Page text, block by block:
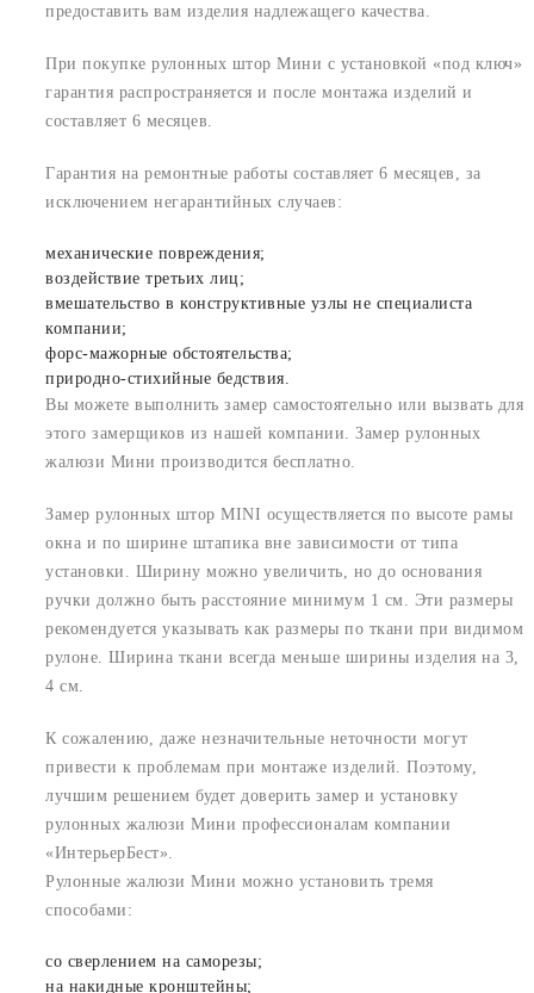
предоставить вам изделия надлежащего качества.
При покупке рулонных штор Мини с установкой «под ключ»
гарантия распространяется и после монтажа изделий и
составляет 6 месяцев.
Гарантия на ремонтные работы составляет 6 месяцев, за
исключением негарантийных случаев:
механические повреждения;
воздействие третьих лиц;
вмешательство в конструктивные узлы не специалиста
компании;
форс-мажорные обстоятельства;
природно-стихийные бедствия.
Вы можете выполнить замер самостоятельно или вызвать для
этого замерщиков из нашей компании. Замер рулонных
жалюзи Мини производится бесплатно.
Замер рулонных штор MINI осуществляется по высоте рамы
окна и по ширине штапика вне зависимости от типа
установки. Ширину можно увеличить, но до основания
ручки должно быть расстояние минимум 1 см. Эти размеры
рекомендуется указывать как размеры по ткани при видимом
рулоне. Ширина ткани всегда меньше ширины изделия на 3,
4 см.
К сожалению, даже незначительные неточности могут
привести к проблемам при монтаже изделий. Поэтому,
лучшим решением будет доверить замер и установку
рулонных жалюзи Мини профессионалам компании
«ИнтерьерБест».
Рулонные жалюзи Мини можно установить тремя
способами:
со сверлением на саморезы;
на накидные кронштейны;